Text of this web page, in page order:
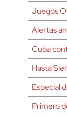
Juegos
Alertas
Cuba
Hasta
Especial
Primero